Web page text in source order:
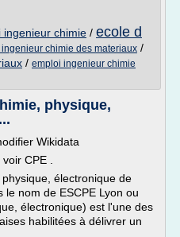
ingenieur chimie / ecole d
chimie des materiaux /
/ emploi ingenieur chimie
physique,
Wikidata
CPE .
électronique de
le nom de ESCPE Lyon ou
électronique) est l'une des
habilitées à délivrer un